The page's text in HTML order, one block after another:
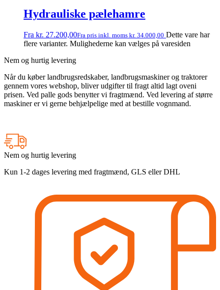
Hydrauliske pælehamre
Fra kr. 27.200,00Fra pris inkl. moms kr. 34.000,00 Dette vare har
flere varianter. Mulighederne kan vælges på varesiden
Nem og hurtig levering
Når du køber landbrugsredskaber, landbrugsmaskiner og traktorer
gennem vores webshop, bliver udgifter til fragt altid lagt oveni
prisen. Ved palle gods benytter vi fragtmænd. Ved levering af større
maskiner er vi gerne behjælpelige med at bestille vognmand.
Nem og hurtig levering
Kun 1-2 dages levering med fragtmænd, GLS eller DHL